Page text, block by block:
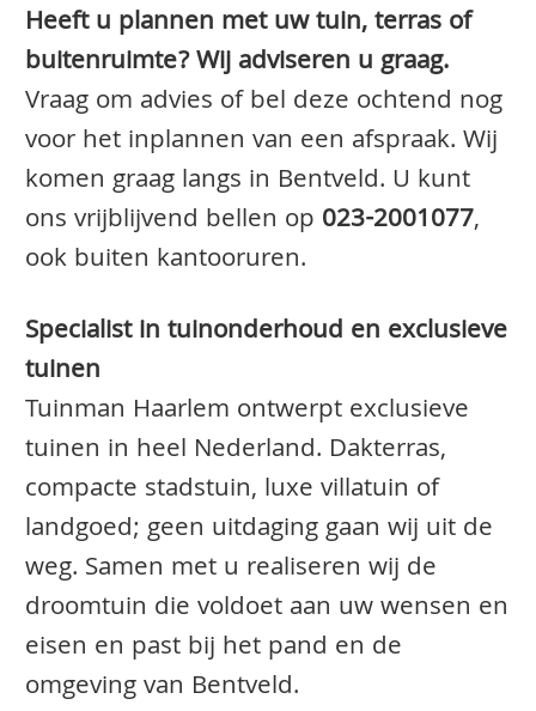
Heeft u plannen met uw tuin, terras of
buitenruimte? Wij adviseren u graag.
Vraag om advies of bel deze ochtend nog
voor het inplannen van een afspraak. Wij
komen graag langs in Bentveld. U kunt
ons vrijblijvend bellen op 023-2001077,
ook buiten kantooruren.
Specialist in tuinonderhoud en exclusieve
tuinen
Tuinman Haarlem ontwerpt exclusieve
tuinen in heel Nederland. Dakterras,
compacte stadstuin, luxe villatuin of
landgoed; geen uitdaging gaan wij uit de
weg. Samen met u realiseren wij de
droomtuin die voldoet aan uw wensen en
eisen en past bij het pand en de
omgeving van Bentveld.